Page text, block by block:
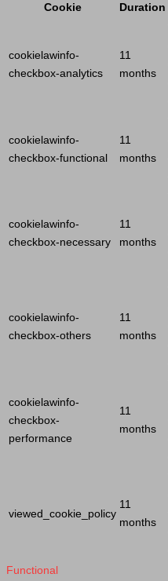
Cookie
Duration
cookielawinfo-
checkbox-analytics
11
months
cookielawinfo-
checkbox-functional
11
months
cookielawinfo-
checkbox-necessary
11
months
cookielawinfo-
checkbox-others
11
months
cookielawinfo-
checkbox-
performance
11
months
viewed_cookie_policy
11
months
Functional